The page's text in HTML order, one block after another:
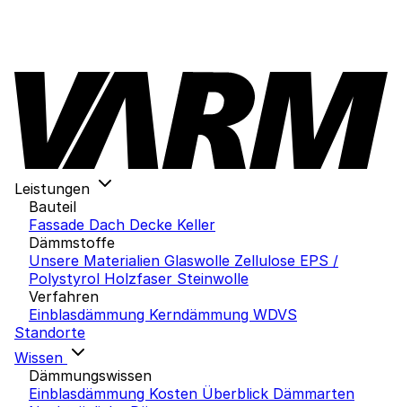
Leistungen
Bauteil
Fassade Dach Decke Keller
Dämmstoffe
Unsere Materialien Glaswolle Zellulose EPS /
Polystyrol Holzfaser Steinwolle
Verfahren
Einblasdämmung Kerndämmung WDVS
Standorte
Wissen
Dämmungswissen
Einblasdämmung Kosten Überblick Dämmarten